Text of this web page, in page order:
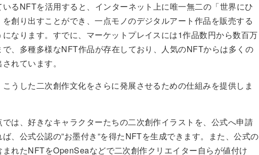
るNFTを活用すると、インターネット上に唯一無二の「世界にひ
を創り出すことができ、一点モノのデジタルアート作品を販売する
になります。すでに、マーケットプレイスには1作品数円から数百万
で、多種多様なNFT作品が存在しており、人気のNFTからは多くの
れています。
こうした二次創作文化をさらに発展させるための仕組みを提供しま
では、好きなキャラクターたちの二次創作イラストを、公式へ申請
ば、公式公認の”お墨付き”を得たNFTを生成できます。また、公式の
まれたNFTをOpenSeaなどで二次創作クリエイター自らが値付け